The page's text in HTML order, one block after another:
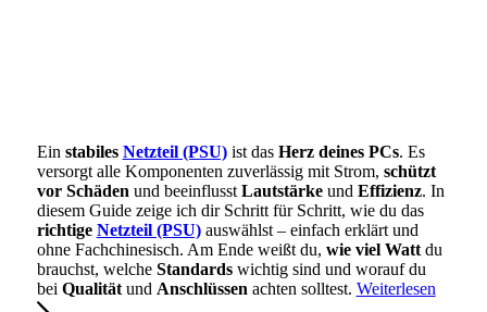
Ein stabiles Netzteil (PSU)ist das Herz deines PCs. Es
versorgt alle Komponenten zuverlässig mit Strom, schützt
vor Schäden und beeinflusst Lautstärkeund Effizienz. In
diesem Guide zeige ich dir Schritt für Schritt, wie du das
richtige Netzteil (PSU)auswählst – einfach erklärt und
ohne Fachchinesisch. Am Ende weißt du, wie viel Wattdu
brauchst, welche Standardswichtig sind und worauf du
bei Qualitätund Anschlüssen achten solltest. Weiterlesen